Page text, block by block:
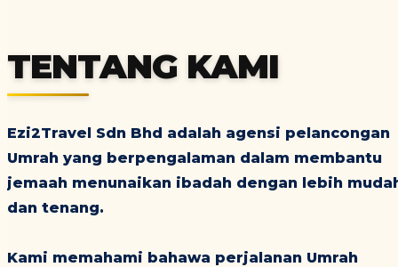
TENTANG KAMI
Ezi2Travel Sdn Bhd adalah agensi pelancongan
Umrah yang berpengalaman dalam membantu
jemaah menunaikan ibadah dengan lebih
dan tenang.
Kami memahami bahawa perjalanan Umrah